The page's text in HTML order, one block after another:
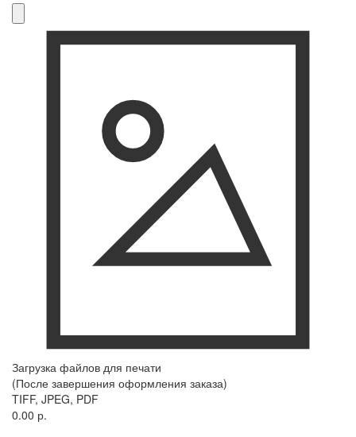
Загрузка файлов для печати
(После завершения оформления заказа)
TIFF, JPEG, PDF
0.00 р.